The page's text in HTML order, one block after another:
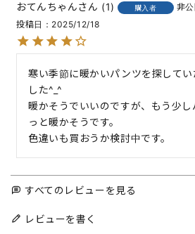
おてんちゃん 1 購入者
非
投稿日
2025/12/18
寒い季節に暖かいパンツを探して
した^_^
暖かそうでいいのですが、もう少
っと暖かそうです。
すべてのレビューを見る
レビューを書く